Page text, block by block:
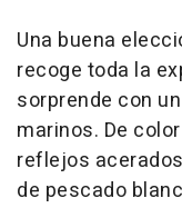
Una buena
recoge toda la
sorprende con
marinos. De
reflejos
de pescado